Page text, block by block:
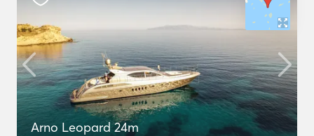
Arno Leopard 24m